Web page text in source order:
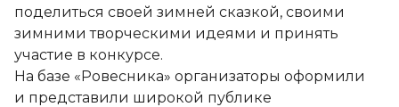
поделиться своей зимней сказкой, своими
зимними творческими идеями и принять
участие в конкурсе.
На базе «Ровесника» организаторы оформили
и представили широкой публике